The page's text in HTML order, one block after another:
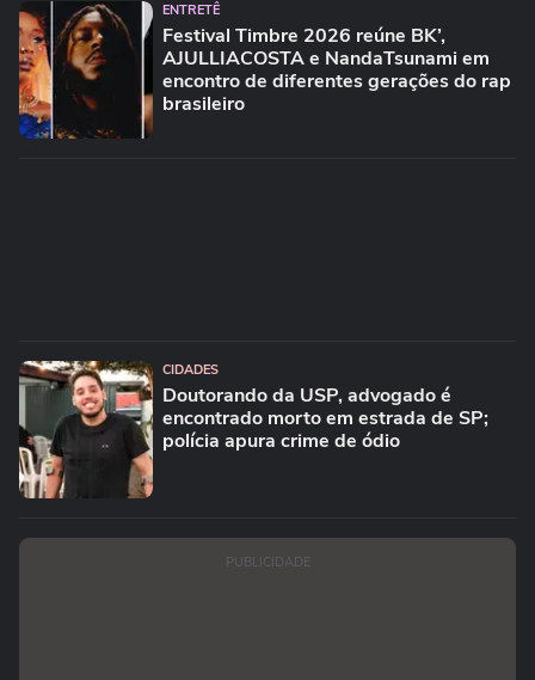
ENTRETÊ
Festival Timbre 2026 reúne BK’,
AJULLIACOSTA e NandaTsunami em
encontro de diferentes gerações do rap
brasileiro
CIDADES
Doutorando da USP, advogado é
encontrado morto em estrada de SP;
polícia apura crime de ódio
PUBLICIDADE